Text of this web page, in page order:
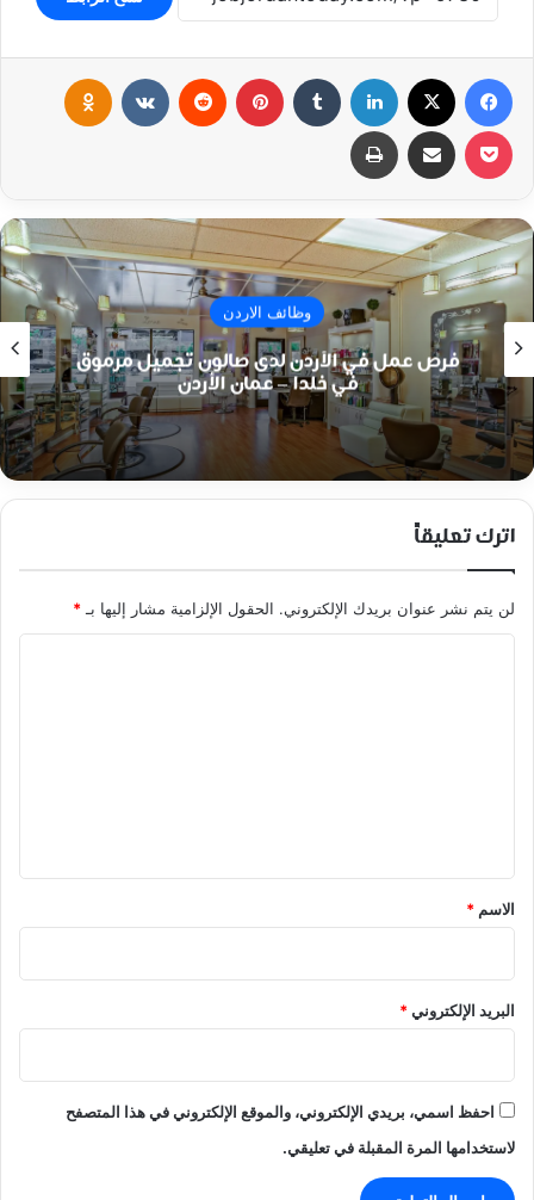
فيسبوك لينكدإن بينتيريست
‫Pocket مشاركة عبر البريد طباعة
وظائف الاردن
فرص عمل في الأردن لدى صالون تجميل مرموق
في خلدا – عمان الأردن
اترك تعليقاً
لن يتم نشر عنوان بريدك الإلكتروني. الحقول الإلزامية مشار إليها بـ *
*
الاسم *
البريد الإلكتروني*
احفظ اسمي، بريدي الإلكتروني، والموقع الإلكتروني في هذا المتصفح
لاستخدامها المرة المقبلة في تعليقي.